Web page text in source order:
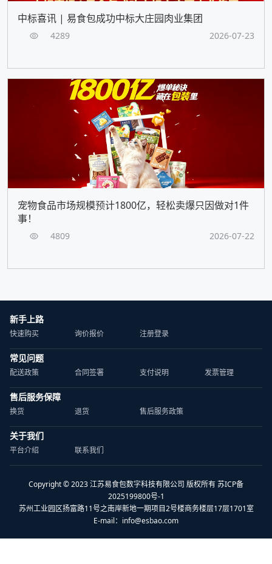
中标喜讯 | 易食包成功中标大庄园肉业集团
4289 2026-07-23
宠物食品市场规模预计1800亿，轻松卖爆只因做对1件
事！
4809 2026-07-22
新手上路
快速购买 询价报价 注册登录
常见问题
配送政策 合同签署 支付说明 发票管理
售后服务保障
换货 退货 售后服务政策
关于我们
平台介绍 联系我们
Copyright © 2023 江苏易食包数字科技有限公司 版权所有 苏ICP备
2025199800号-1
苏州工业园区扬富路11号之南岸新地一期项目2号楼商务楼层17层1701室
E-mail： info@esbao.com